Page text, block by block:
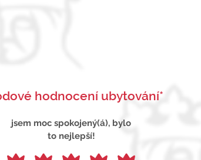
hodnocení ubytování*
jsem moc spokojený(á), bylo
to nejlepší!